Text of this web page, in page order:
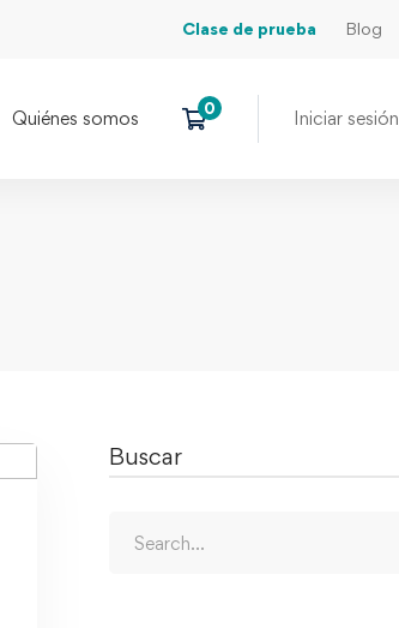
Clase de prueba Blog
Quiénes somos Iniciar sesión
Buscar
for: